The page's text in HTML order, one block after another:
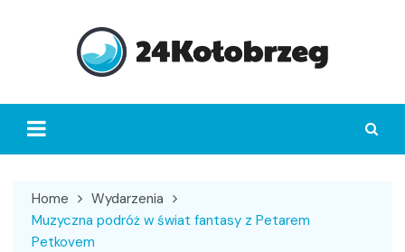
Home
Wydarzenia
Muzyczna podróż w świat fantasy z Petarem
Petkovem